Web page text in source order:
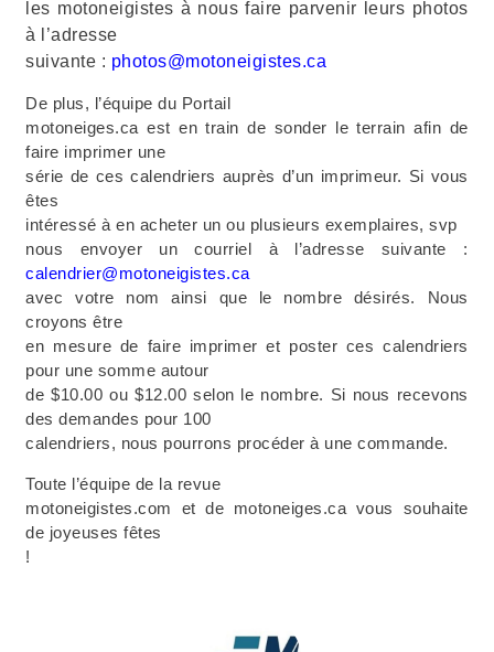
les motoneigistes à nous faire parvenir leurs photos
à l’adresse
suivante : photos@motoneigistes.ca
De plus, l’équipe du Portail
motoneiges.ca est en train de sonder le terrain afin de
faire imprimer une
série de ces calendriers auprès d’un imprimeur. Si vous
êtes
intéressé à en acheter un ou plusieurs exemplaires, svp
nous envoyer un courriel à l’adresse suivante :
calendrier@motoneigistes.ca
avec votre nom ainsi que le nombre désirés. Nous
croyons être
en mesure de faire imprimer et poster ces calendriers
pour une somme autour
de $10.00 ou $12.00 selon le nombre. Si nous recevons
des demandes pour 100
calendriers, nous pourrons procéder à une commande.
Toute l’équipe de la revue
motoneigistes.com et de motoneiges.ca vous souhaite
de joyeuses fêtes
!